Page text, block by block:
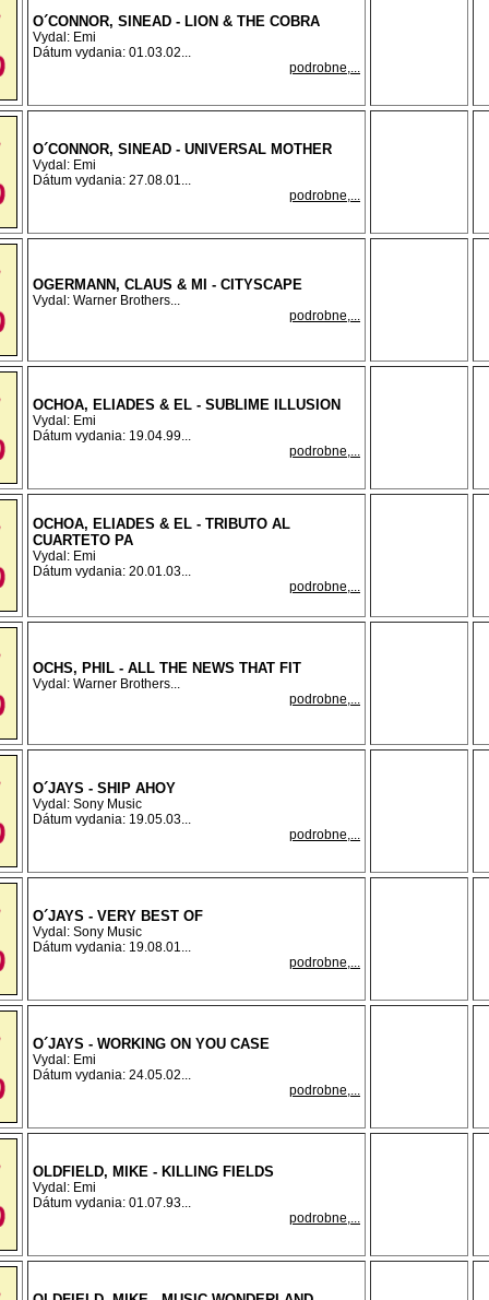
O´CONNOR, SINEAD - LION & THE COBRA
Vydal: Emi
Dátum vydania: 01.03.02...
podrobne,...
O´CONNOR, SINEAD - UNIVERSAL MOTHER
Vydal: Emi
Dátum vydania: 27.08.01...
podrobne,...
OGERMANN, CLAUS & MI - CITYSCAPE
Vydal: Warner Brothers...
podrobne,...
OCHOA, ELIADES & EL - SUBLIME ILLUSION
Vydal: Emi
Dátum vydania: 19.04.99...
podrobne,...
OCHOA, ELIADES & EL - TRIBUTO AL
CUARTETO PA
Vydal: Emi
Dátum vydania: 20.01.03...
podrobne,...
OCHS, PHIL - ALL THE NEWS THAT FIT
Vydal: Warner Brothers...
podrobne,...
O´JAYS - SHIP AHOY
Vydal: Sony Music
Dátum vydania: 19.05.03...
podrobne,...
O´JAYS - VERY BEST OF
Vydal: Sony Music
Dátum vydania: 19.08.01...
podrobne,...
O´JAYS - WORKING ON YOU CASE
Vydal: Emi
Dátum vydania: 24.05.02...
podrobne,...
OLDFIELD, MIKE - KILLING FIELDS
Vydal: Emi
Dátum vydania: 01.07.93...
podrobne,...